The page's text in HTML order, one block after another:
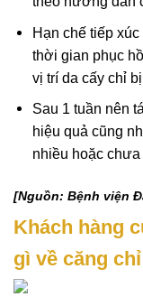
Hạn chế tiếp
thời gian phục
vị trí da cấy chỉ
Sau 1 tuần nên
hiệu quả cũng
nhiều hoặc
[Nguồn: Bệnh viện
Khách hàng
gì về căng